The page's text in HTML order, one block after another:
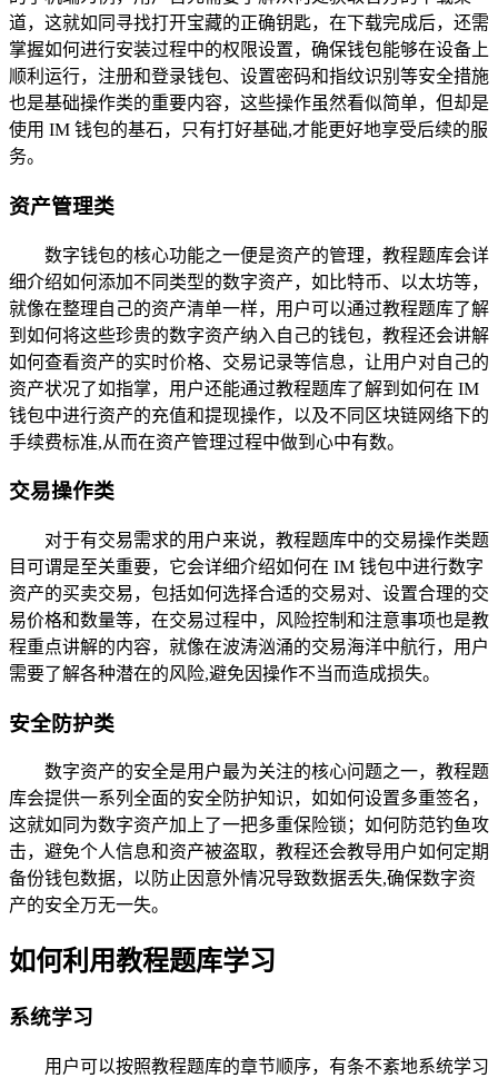
道，这就如同寻找打开宝藏的正确钥匙，在下载完成后，还需
掌握如何进行安装过程中的权限设置，确保钱包能够在设备上
顺利运行，注册和登录钱包、设置密码和指纹识别等安全措施
也是基础操作类的重要内容，这些操作虽然看似简单，但却是
使用 IM 钱包的基石，只有打好基础,才能更好地享受后续的服
务。
资产管理类
数字钱包的核心功能之一便是资产的管理，教程题库会详
细介绍如何添加不同类型的数字资产，如比特币、以太坊等，
就像在整理自己的资产清单一样，用户可以通过教程题库了解
到如何将这些珍贵的数字资产纳入自己的钱包，教程还会讲解
如何查看资产的实时价格、交易记录等信息，让用户对自己的
资产状况了如指掌，用户还能通过教程题库了解到如何在 IM
钱包中进行资产的充值和提现操作，以及不同区块链网络下的
手续费标准,从而在资产管理过程中做到心中有数。
交易操作类
对于有交易需求的用户来说，教程题库中的交易操作类题
目可谓是至关重要，它会详细介绍如何在 IM 钱包中进行数字
资产的买卖交易，包括如何选择合适的交易对、设置合理的交
易价格和数量等，在交易过程中，风险控制和注意事项也是教
程重点讲解的内容，就像在波涛汹涌的交易海洋中航行，用户
需要了解各种潜在的风险,避免因操作不当而造成损失。
安全防护类
数字资产的安全是用户最为关注的核心问题之一，教程题
库会提供一系列全面的安全防护知识，如如何设置多重签名，
这就如同为数字资产加上了一把多重保险锁；如何防范钓鱼攻
击，避免个人信息和资产被盗取，教程还会教导用户如何定期
备份钱包数据，以防止因意外情况导致数据丢失,确保数字资
产的安全万无一失。
如何利用教程题库学习
系统学习
用户可以按照教程题库的章节顺序，有条不紊地系统学习